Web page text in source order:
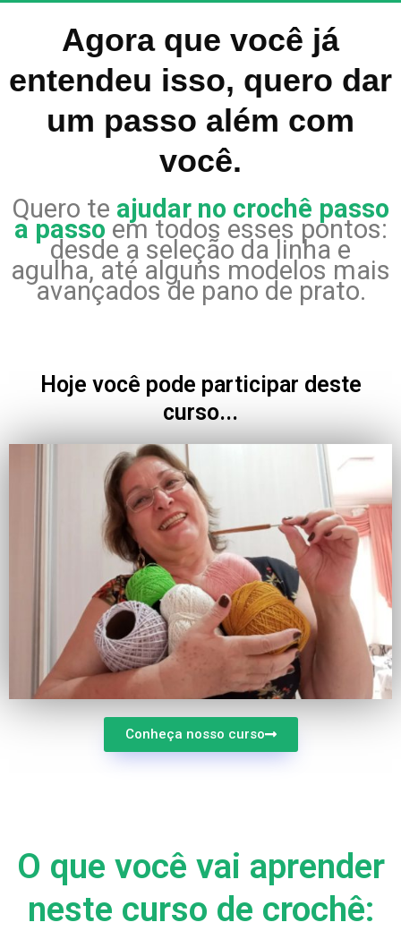
Agora que você já
entendeu isso, quero dar
um passo além com
você.
Quero te ajudar no crochê passo
a passo em todos esses pontos:
desde a seleção da linha e
agulha, até alguns modelos mais
avançados de pano de prato.
Hoje você pode participar deste
curso...
Conheça nosso curso
O que você vai aprender
neste curso de crochê: